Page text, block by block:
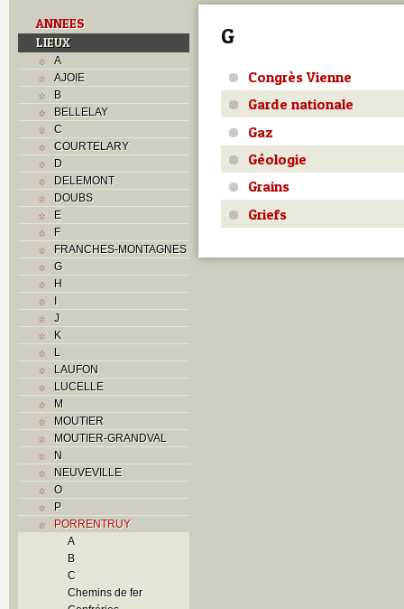
ANNEES
LIEUX
A
AJOIE
B
BELLELAY
C
COURTELARY
D
DELEMONT
DOUBS
E
F
FRANCHES-MONTAGNES
G
H
I
J
K
L
LAUFON
LUCELLE
M
MOUTIER
MOUTIER-GRANDVAL
N
NEUVEVILLE
O
P
PORRENTRUY
A
B
C
Chemins de fer
G
Congrès Vienne
Garde nationale
Gaz
Géologie
Grains
Griefs